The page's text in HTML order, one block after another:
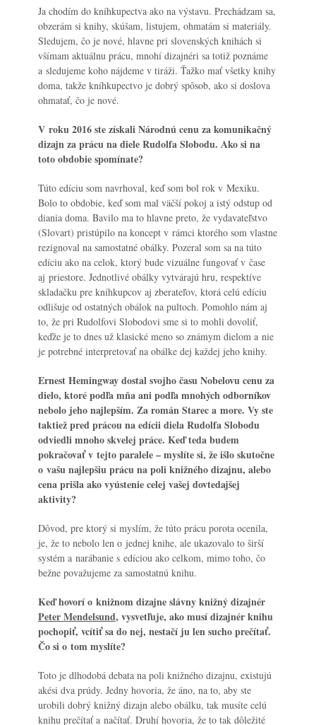
Ja chodím do kníhkupectva ako na výstavu. Prechádzam sa,
obzerám si knihy, skúšam, listujem, ohmatám si materiály.
Sledujem, čo je nové, hlavne pri slovenských knihách si
všímam aktuálnu prácu, mnohí dizajnéri sa totiž poznáme
a sledujeme koho nájdeme v tiráži. Ťažko mať všetky knihy
doma, takže kníhkupectvo je dobrý spôsob, ako si doslova
ohmatať, čo je nové.
V roku 2016 ste získali Národnú cenu za komunikačný
dizajn za prácu na diele Rudolfa Slobodu. Ako si na
toto obdobie spomínate?
Túto edíciu som navrhoval, keď som bol rok v Mexiku.
Bolo to obdobie, keď som mal väčší pokoj a istý odstup od
diania doma. Bavilo ma to hlavne preto, že vydavateľstvo
(Slovart) pristúpilo na koncept v rámci ktorého som vlastne
rezignoval na samostatné obálky. Pozeral som sa na túto
edíciu ako na celok, ktorý bude vizuálne fungovať v čase
aj priestore. Jednotlivé obálky vytvárajú hru, respektíve
skladačku pre kníhkupcov aj zberateľov, ktorá celú edíciu
odlišuje od ostatných obálok na pultoch. Pomohlo nám aj
to, že pri Rudolfovi Slobodovi sme si to mohli dovoliť,
keďže je to dnes už klasické meno so známym dielom a nie
je potrebné interpretovať na obálke dej každej jeho knihy.
Ernest Hemingway dostal svojho času Nobelovu cenu za
dielo, ktoré podľa mňa ani podľa mnohých odborníkov
nebolo jeho najlepším. Za román Starec a more. Vy ste
taktiež pred prácou na edícii diela Rudolfa Slobodu
odviedli mnoho skvelej práce. Keď teda budem
pokračovať v tejto paralele – myslíte si, že išlo skutočne
o vašu najlepšiu prácu na poli knižného dizajnu, alebo
cena prišla ako vyústenie celej vašej dovtedajšej
aktivity?
Dôvod, pre ktorý si myslím, že túto prácu porota ocenila,
je, že to nebolo len o jednej knihe, ale ukazovalo to širší
systém a narábanie s edíciou ako celkom, mimo toho, čo
bežne považujeme za samostatnú knihu.
Keď hovorí o knižnom dizajne slávny knižný dizajnér
Peter Mendelsund, vysvetľuje, ako musí dizajnér knihu
pochopiť, vcítiť sa do nej, nestačí ju len sucho prečítať.
Čo si o tom myslíte?
Toto je dlhodobá debata na poli knižného dizajnu, existujú
akési dva prúdy. Jedny hovoria, že áno, na to, aby ste
urobili dobrý knižný dizajn alebo obálku, tak musíte celú
knihu prečítať a načítať. Druhí hovoria, že to tak dôležité